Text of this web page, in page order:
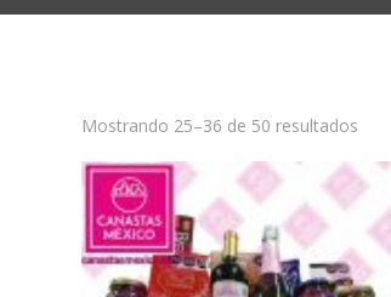
Mostrando 25–36 de 50 resultados
latest